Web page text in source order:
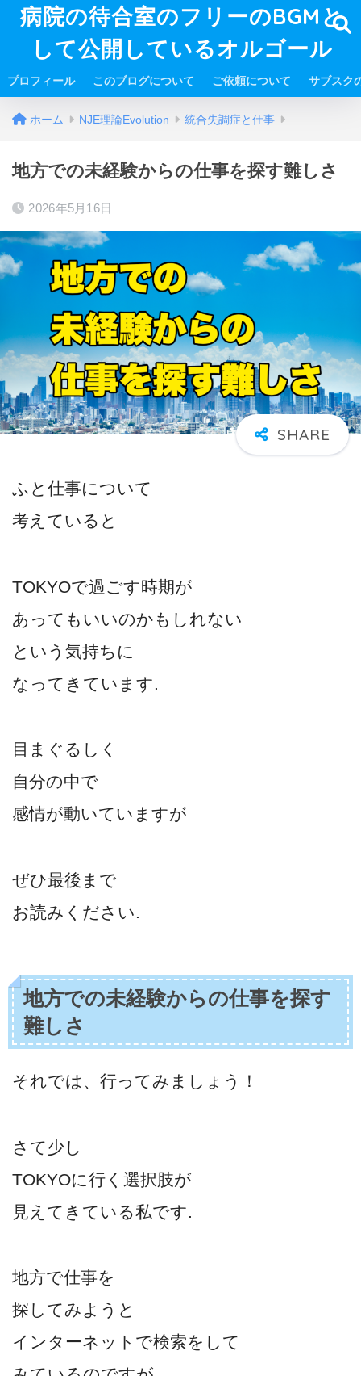
病院の待合室のフリーのBGMと
して公開しているオルゴール
プロフィール このブログについて ご依頼について サブスク
ホーム NJE理論Evolution 統合失調症と仕事
地方での未経験からの仕事を探す難しさ
2026年5月16日
ふと仕事について
考えていると
TOKYOで過ごす時期が
あってもいいのかもしれない
という気持ちに
なってきています.
目まぐるしく
自分の中で
感情が動いていますが
ぜひ最後まで
お読みください.
地方での未経験からの仕事を探す
難しさ
それでは、行ってみましょう！
さて少し
TOKYOに行く選択肢が
見えてきている私です.
地方で仕事を
探してみようと
インターネットで検索をして